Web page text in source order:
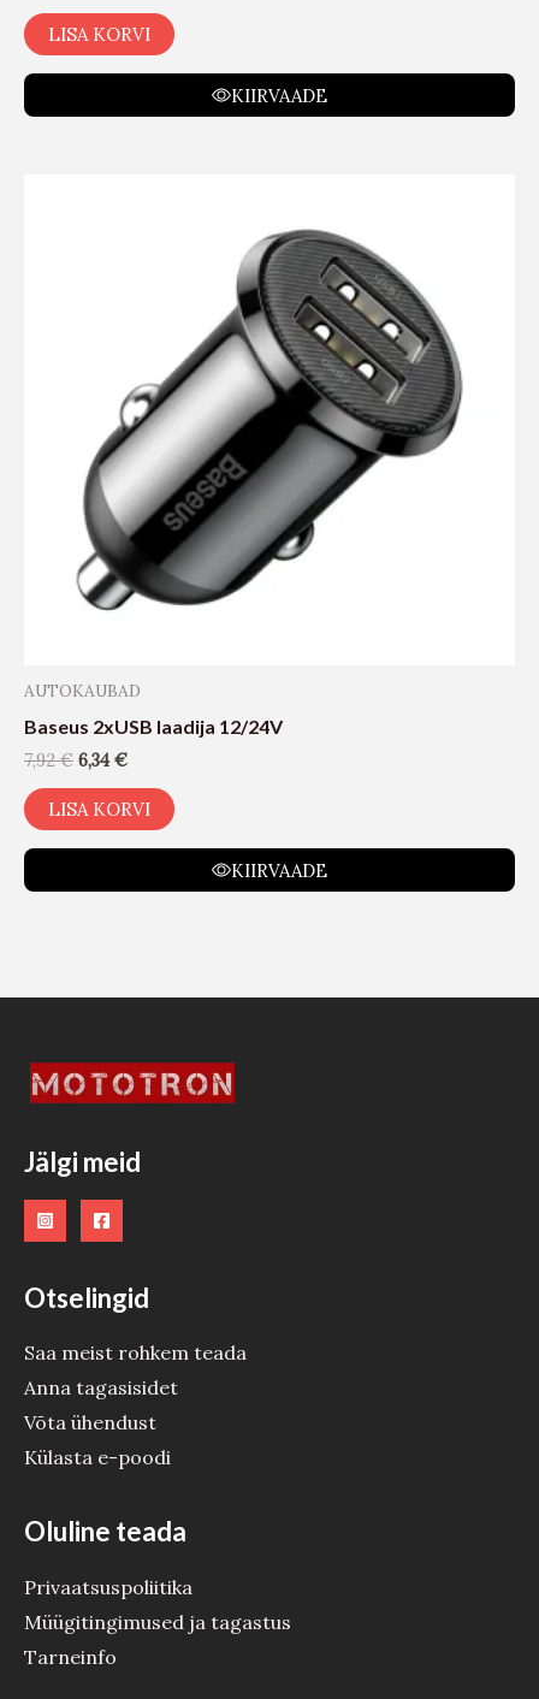
LISA KORVI
KIIRVAADE
AUTOKAUBAD
Baseus 2xUSB laadija 12/24V
7,92€ 6,34€
LISA KORVI
KIIRVAADE
Jälgi meid
Otselingid
Saa meist rohkem teada
Anna tagasisidet
Võta ühendust
Külasta e-poodi
Oluline teada
Privaatsuspoliitika
Müügitingimused ja tagastus
Tarneinfo